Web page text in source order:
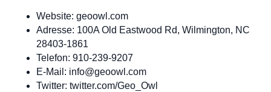
Website: geoowl.com
Adresse: 100A Old Eastwood Rd, Wilmington, NC
28403-1861
Telefon: 910-239-9207
E-Mail: info@geoowl.com
Twitter: twitter.com/Geo_Owl